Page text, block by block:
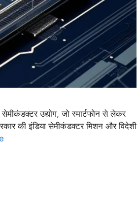
उद्योग, जो स्मार्टफोन से लेकर
की इंडिया सेमीकंडक्टर मिशन और विदेशी